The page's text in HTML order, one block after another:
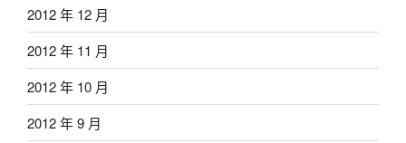
2012 年 12 月
2012 年 11 月
2012 年 10 月
2012 年 9 月